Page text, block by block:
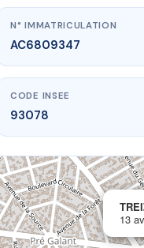
NAPÉE (013)
napee93420
N° IMMATRICULATION
AC6809347
CODE INSEE
93078
13